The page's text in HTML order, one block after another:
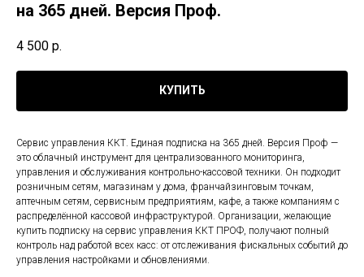
на 365 дней. Версия Проф.
4 500 р.
КУПИТЬ
Сервис управления ККТ. Единая подписка на 365 дней. Версия Проф —
это облачный инструмент для централизованного мониторинга,
управления и обслуживания контрольно-кассовой техники. Он подходит
розничным сетям, магазинам у дома, франчайзинговым точкам,
аптечным сетям, сервисным предприятиям, кафе, а также компаниям с
распределённой кассовой инфраструктурой. Организации, желающие
купить подписку на сервис управления ККТ ПРОФ, получают полный
контроль над работой всех касс: от отслеживания фискальных событий до
управления настройками и обновлениями.